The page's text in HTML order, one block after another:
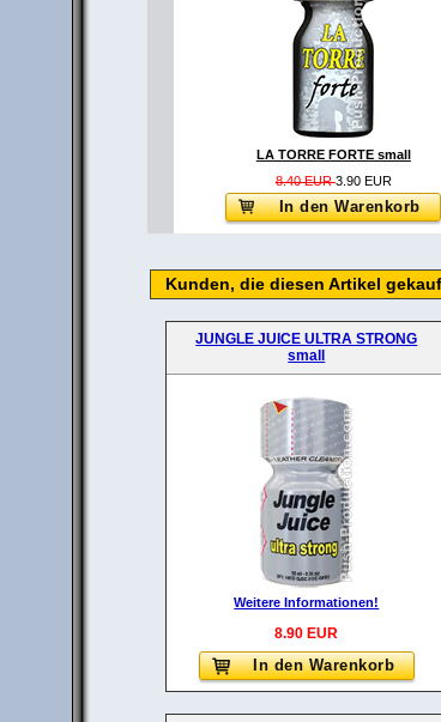
LA TORRE FORTE small
8.40 EUR3.90 EUR
In den Warenkorb
Kunden, die diesen Artikel
JUNGLE JUICE ULTRA STRONG
small
Weitere Informationen!
8.90 EUR
In den Warenkorb